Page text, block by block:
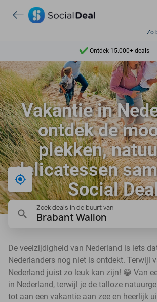
Zo
Ontdek 15.000+ deals
7 dagen per week beschikbaar
10+ miljoen leden
9,4
Ontdek 15.000+ deals
Vakantie in
ontdek de
plekken,
delicatessen
Social
Bij mij in de buurt
Zoek deals in de buurt van
Brabant Wallon
De veelzijdigheid van Nederland is iets
Nederlanders nog niet is ontdekt. Terwijl
Nederland juist zo leuk kan zijn! 😁 Van
in Nederland, terwijl je de talloze
tot aan een vakantie aan zee en heerlijk